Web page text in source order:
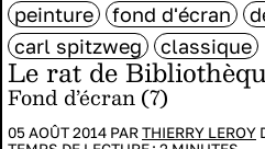
Le rat de
Fond d’écran (7)
05 AOÛT 2014 PARTHIERRY LEROY
peinture fond d'écran
carl spitzweg
classique